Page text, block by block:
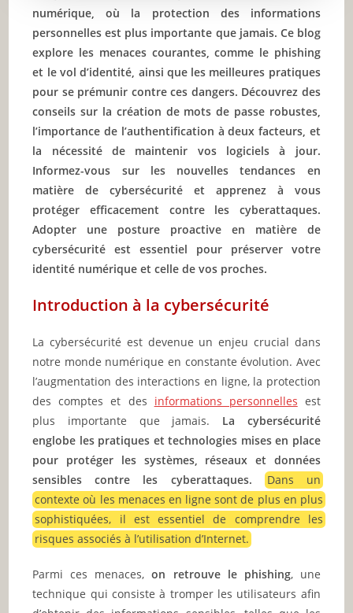
numérique, où la protection des informations
personnelles est plus importante que jamais. Ce blog
explore les menaces courantes, comme le phishing
et le vol d’identité, ainsi que les meilleures pratiques
pour se prémunir contre ces dangers. Découvrez des
conseils sur la création de mots de passe robustes,
l’importance de l’authentification à deux facteurs, et
la nécessité de maintenir vos logiciels à jour.
Informez-vous sur les nouvelles tendances en
matière de cybersécurité et apprenez à vous
protéger efficacement contre les cyberattaques.
Adopter une posture proactive en matière de
cybersécurité est essentiel pour préserver votre
identité numérique et celle de vos proches.
Introduction à la cybersécurité
La cybersécurité est devenue un enjeu crucial dans
notre monde numérique en constante évolution. Avec
l’augmentation des interactions en ligne, la protection
des comptes et des informations personnelles est
plus importante que jamais. La cybersécurité
englobe les pratiques et technologies mises en place
pour protéger les systèmes, réseaux et données
sensibles contre les cyberattaques.
Dans un
contexte où les menaces en ligne sont de plus en plus
sophistiquées, il est essentiel de comprendre les
risques associés à l’utilisation d’Internet.
Parmi ces menaces,on retrouve le phishing, une
technique qui consiste à tromper les utilisateurs afin